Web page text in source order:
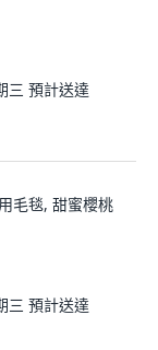
三 預計送達
毛毯, 甜蜜櫻桃
三 預計送達